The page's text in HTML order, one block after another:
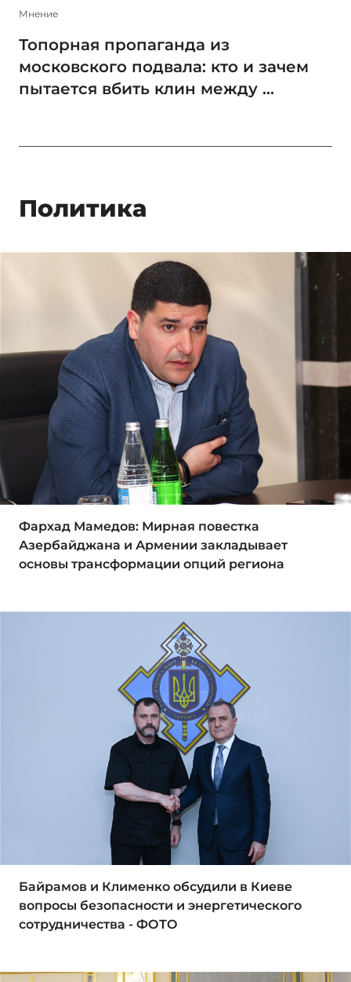
Мнение
Топорная пропаганда из
московского подвала: кто и зачем
пытается вбить клин между ...
Политика
Фархад Мамедов: Мирная повестка
Азербайджана и Армении закладывает
основы трансформации опций региона
Байрамов и Клименко обсудили в Киеве
вопросы безопасности и энергетического
сотрудничества - ФОТО